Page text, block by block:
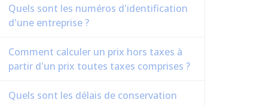
Quels sont les numéros d'identification
d'une entreprise ?
Comment calculer un prix hors taxes à
partir d'un prix toutes taxes comprises ?
Quels sont les délais de conservation